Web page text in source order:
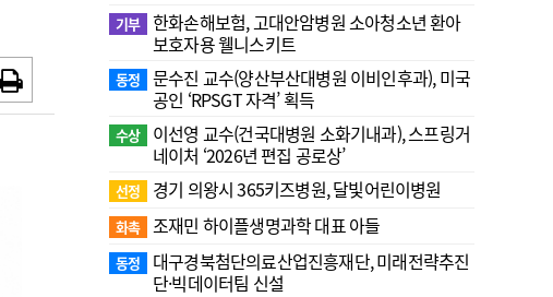
기부 한화손해보험, 고대안암병원 소아청소년 환아
보호자용 웰니스키트
동정
문수진 교수( 양산부산대병원 이비인후과), 미국
공인 ‘RPSGT 자격’ 획득
수상
이선영 교수(건국대병원 소화기내과), 스프링거
네이처 ‘2026년 편집 공로상’
선정 경기 의왕시 365키즈병원, 달빛어린이병원
화촉 조재민 하이플생명과학 대표 아들
동정
대구경북첨단의료산업진흥재단, 미래전략추진
단·빅데이터팀 신설